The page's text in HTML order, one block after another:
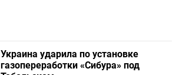
Украина ударила по установке
газопереработки «Сибура» под